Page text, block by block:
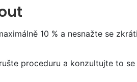
10 % a nesnažte se
proceduru a konzultujte to se